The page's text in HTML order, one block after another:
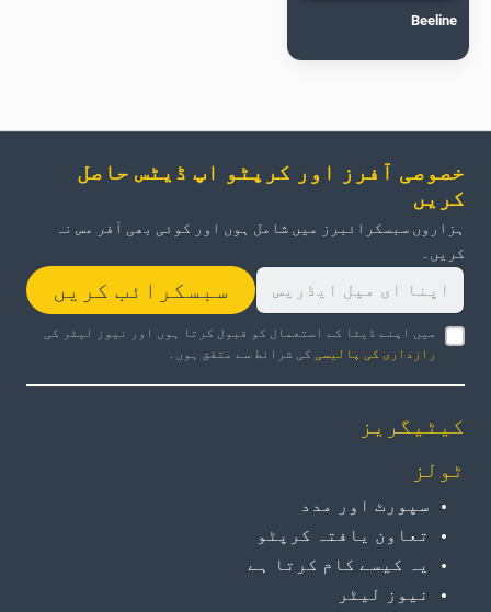
Beeline
خصوصی آفرز اور کرپٹو اپ ڈیٹس حاصل
کریں
ہزاروں سبسکرائبرز میں شامل ہوں اور کوئی بھی آفر مس نہ
کریں۔
سبسکرائب کریں
میں اپنے ڈیٹا کے استعمال کو قبول کرتا ہوں اور نیوز لیٹر کی
رازداری کی پالیسی
کی شرائط سے متفق ہوں۔
کیٹیگریز
ٹولز
سپورٹ اور مدد
تعاون یافتہ کرپٹو
یہ کیسے کام کرتا ہے
نیوز لیٹر